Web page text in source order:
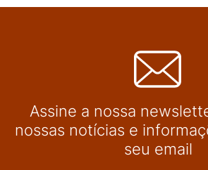
Assine a nossa
nossas notícias e
seu email